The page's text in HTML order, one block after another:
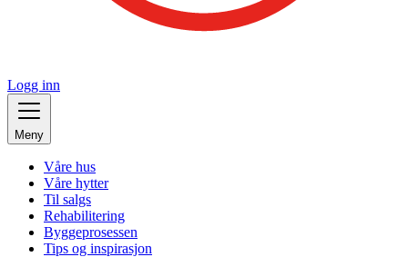
Logg inn
Meny
Våre hus
Våre hytter
Til salgs
Rehabilitering
Byggeprosessen
Tips og inspirasjon